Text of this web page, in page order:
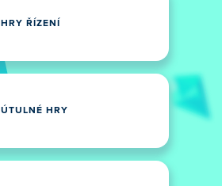
HRY ŘÍZENÍ
ÚTULNÉ HRY